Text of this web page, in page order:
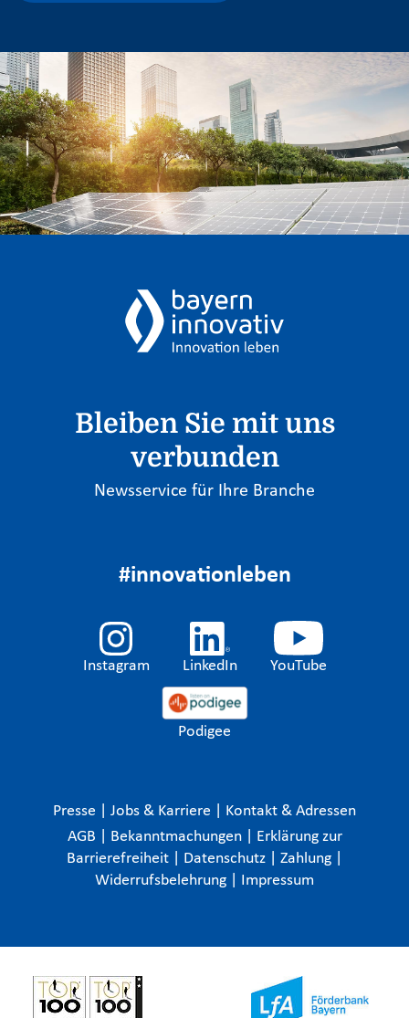
Bleiben Sie mit uns
verbunden
Newsservice für Ihre Branche
#innovationleben
Instagram LinkedIn YouTube
Podigee
Presse Jobs & Karriere
Kontakt & Adressen
AGB
Bekanntmachungen
Erklärung zur
Barrierefreiheit
Datenschutz Zahlung
Widerrufsbelehrung
Impressum